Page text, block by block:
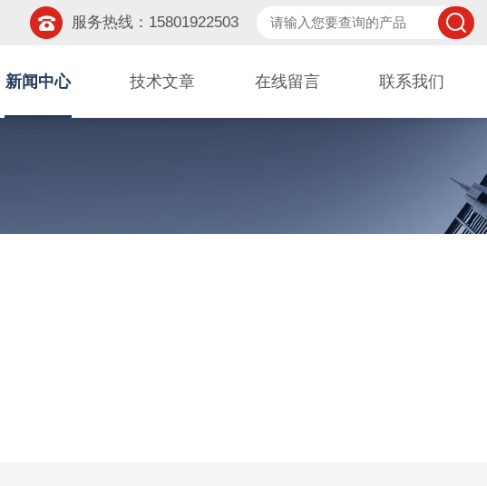
服务热线：15801922503
新闻中心 技术文章 在线留言 联系我们